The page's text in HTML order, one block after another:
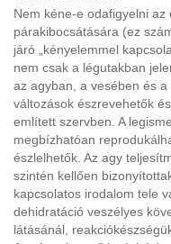
Nem kéne-e odafigyelni
párakibocsátására (ez
járó „kényelemmel
nem csak a légutakban
az agyban, a vesében és
változások észrevehetők
említett szervben. A
megbízhatóan
észlelhetők. Az agy
szintén kellően
kapcsolatos irodalom tele
dehidratáció veszélyes
látásánál,